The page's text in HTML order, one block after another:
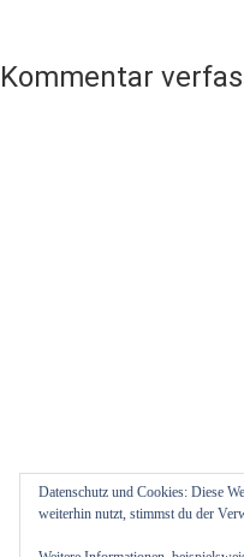
Kommentar
Datenschutz und Cookies: Diese
weiterhin nutzt, stimmst du der